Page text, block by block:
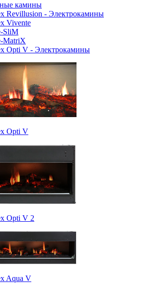
камины
Revillusion - Электрокамины
Vivente
SliM
MatriX
Opti V - Электрокамины
Opti V
Opti V 2
Aqua V